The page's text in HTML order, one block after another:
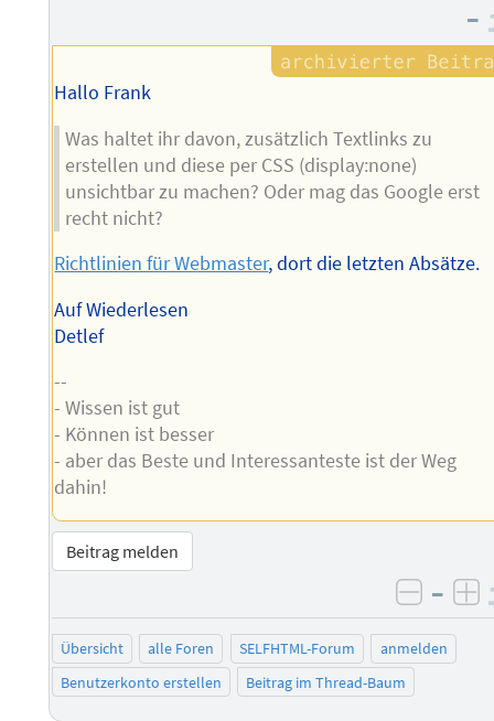
–
Hallo Frank
Was haltet ihr davon, zusätzlich Textlinks zu
erstellen und diese per CSS (display:none)
unsichtbar zu machen? Oder mag das Google erst
recht nicht?
Richtlinien für Webmaster, dort die letzten Absätze.
Auf Wiederlesen
Detlef
--
- Wissen ist gut
- Können ist besser
- aber das Beste und Interessanteste ist der Weg
dahin!
Beitrag melden
–
Übersicht alle Foren SELFHTML-Forum
anmelden
Benutzerkonto erstellen
Beitrag im Thread-Baum